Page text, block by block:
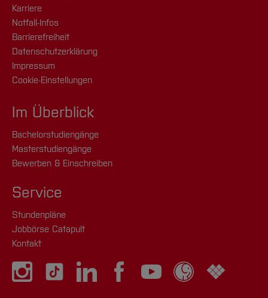
Karriere
Notfall-Infos
Barrierefreiheit
Datenschutzerklärung
Impressum
Cookie-Einstellungen
Im Überblick
Bachelorstudiengänge
Masterstudiengänge
Bewerben & Einschreiben
Service
Stundenpläne
Jobbörse Catapult
Kontakt